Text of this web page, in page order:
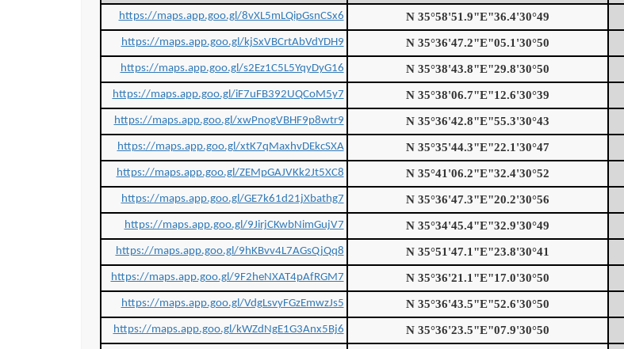
30°49'36.4"N 35°58'51.9"E
https://maps.app.goo.gl/8vXL5mLQipGsnCSx6
30°50'05.1"N 35°36'47.2"E
https://maps.app.goo.gl/kjSxVBCrtAbVdYDH9
30°50'29.8"N 35°38'43.8"E
https://maps.app.goo.gl/s2Ez1C5L5YqyDyG16
30°39'12.6"N 35°38'06.7"E
https://maps.app.goo.gl/iF7uFB392UQCoM5y7
30°43'55.3"N 35°36'42.8"E
https://maps.app.goo.gl/xwPnogVBHF9p8wtr9
30°47'22.1"N 35°35'44.3"E
https://maps.app.goo.gl/xtK7qMaxhvDEkcSXA
30°52'32.4"N 35°41'06.2"E
https://maps.app.goo.gl/ZEMpGAJVKk2Jt5XC8
30°56'20.2"N 35°36'47.3"E
https://maps.app.goo.gl/GE7k61d21jXbathg7
30°49'32.9"N 35°34'45.4"E
https://maps.app.goo.gl/9JirjCKwbNimGujV7
30°41'23.8"N 35°51'47.1"E
https://maps.app.goo.gl/9hKBvv4L7AGsQjQq8
30°50'17.0"N 35°36'21.1"E
https://maps.app.goo.gl/9F2heNXAT4pAfRGM7
30°50'52.6"N 35°36'43.5"E
https://maps.app.goo.gl/VdgLsvyFGzEmwzJs5
30°50'07.9"N 35°36'23.5"E
https://maps.app.goo.gl/kWZdNgE1G3Anx5Bj6